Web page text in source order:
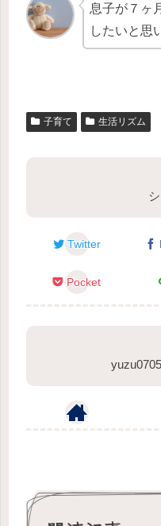
息子が７ヶ
したいと思
子育て 生活リズム
Twitter
Pocket